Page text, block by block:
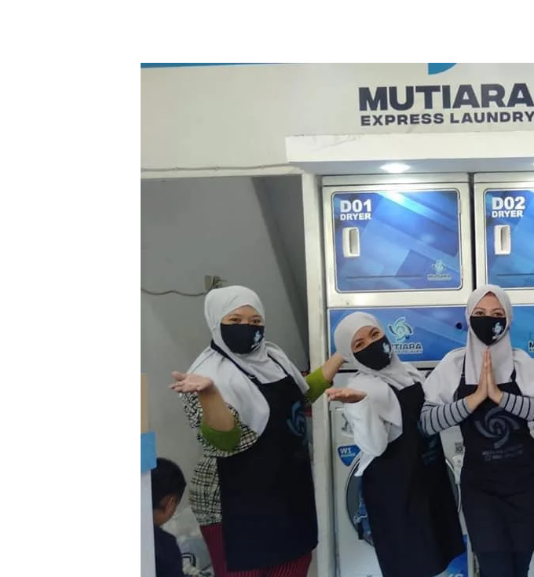
Manfaat
Lamongan